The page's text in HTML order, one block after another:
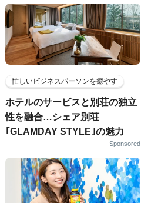
忙しいビジネスパーソンを癒やす
ホテルのサービスと別荘の独立
性を融合…シェア別荘
｢GLAMDAY STYLE｣の魅力
Sponsored